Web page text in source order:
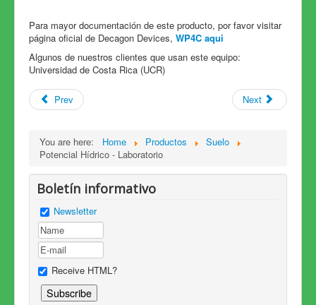
Para mayor documentación de este producto, por favor visitar
página oficial de Decagon Devices, WP4C aqui
Algunos de nuestros clientes que usan este equipo:
Universidad de Costa Rica (UCR)
Prev Next
You are here: Home Productos
Suelo
Potencial Hídrico - Laboratorio
Boletín informativo
Newsletter
Receive HTML?